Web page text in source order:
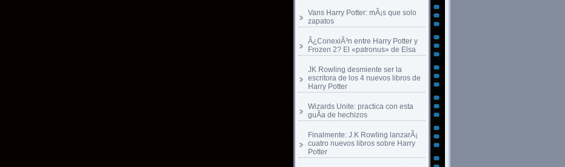
Vans Harry Potter: mÃ¡s que solo
zapatos
Â¿ConexiÃ³n entre Harry Potter y
Frozen 2? El «patronus» de Elsa
JK Rowling desmiente ser la
escritora de los 4 nuevos libros de
Harry Potter
Wizards Unite: practica con esta
guÃ­a de hechizos
Finalmente: J.K Rowling lanzarÃ¡
cuatro nuevos libros sobre Harry
Potter